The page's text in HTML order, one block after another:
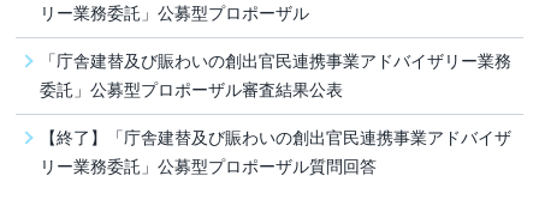
リー業務委託」公募型プロポーザル
「庁舎建替及び賑わいの創出官民連携事業アドバイザリー業務
委託」公募型プロポーザル審査結果公表
【終了】「庁舎建替及び賑わいの創出官民連携事業アドバイザ
リー業務委託」公募型プロポーザル質問回答